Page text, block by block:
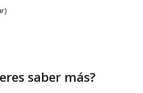
saber más?